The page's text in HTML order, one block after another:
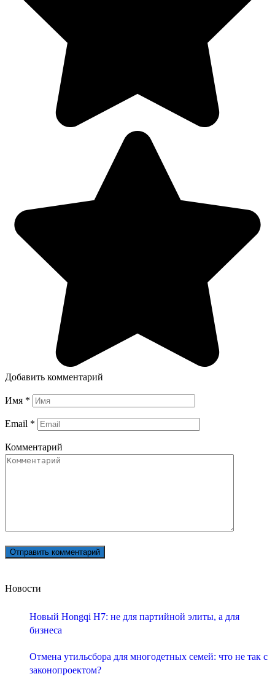
Добавить комментарий
Имя *
Email *
Комментарий
Новости
Новый Hongqi H7: не для партийной элиты, а для
бизнеса
Отмена утильсбора для многодетных семей: что не так с
законопроектом?